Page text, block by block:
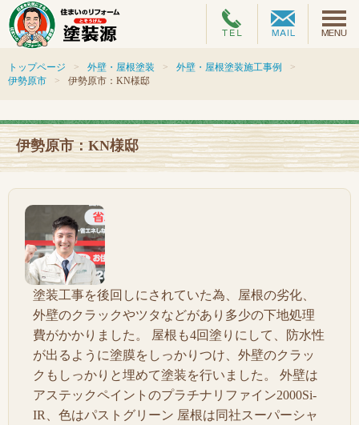
トップページ 外壁・屋根塗装
外壁・屋根塗装施工事例
伊勢原市
伊勢原市：KN様邸
伊勢原市：KN様邸
塗装工事を後回しにされていた為、屋根の劣化、
外壁のクラックやツタなどがあり多少の下地処理
費がかかりました。 屋根も4回塗りにして、防水性
が出るように塗膜をしっかりつけ、外壁のクラッ
クもしっかりと埋めて塗装を行いました。 外壁は
アステックペイントのプラチナリファイン2000Si-
IR、色はパストグリーン 屋根は同社スーパーシャ